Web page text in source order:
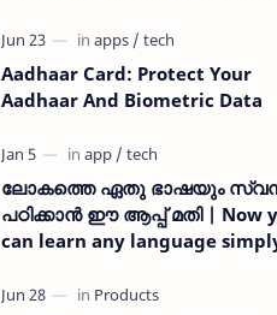
Aadhaar Card: Protect Your
Aadhaar And Biometric Data
ലോകത്തെ ഏതു ഭാഷയും
പഠിക്കാൻ ഈ ആപ്പ് മതി | Now
can learn any language